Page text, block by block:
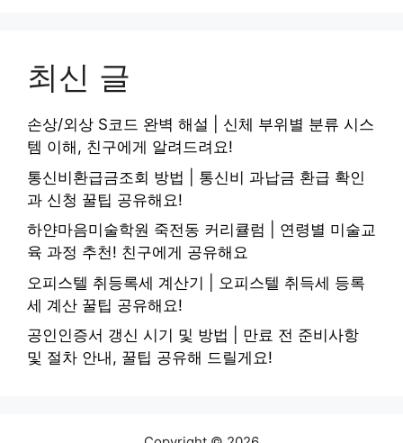
최신 글
손상/외상 S코드 완벽 해설 | 신체 부위별 분류 시스
템 이해, 친구에게 알려드려요!
통신비환급금조회 방법 | 통신비 과납금 환급 확인
과 신청 꿀팁 공유해요!
하얀마음미술학원 죽전동 커리큘럼 | 연령별 미술교
육 과정 추천! 친구에게 공유해요
오피스텔 취등록세 계산기 | 오피스텔 취득세 등록
세 계산 꿀팁 공유해요!
공인인증서 갱신 시기 및 방법 | 만료 전 준비사항
및 절차 안내, 꿀팁 공유해 드릴게요!